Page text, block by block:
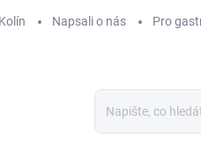
Napsali o nás Pro